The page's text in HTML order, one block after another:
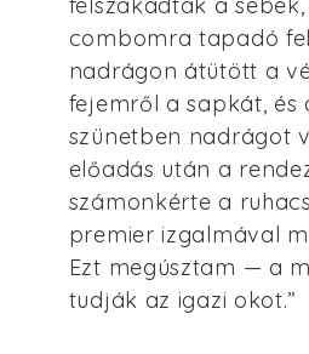
felszakadtak a sebek,
combomra tapadó
nadrágon átütött a
fejemről a sapkát, és
szünetben nadrágot
előadás után a
számonkérte a
premier izgalmával
Ezt megúsztam — a
tudják az igazi okot.”